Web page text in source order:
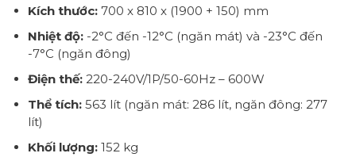
Kích thước:700 x 810 x (1900 + 150) mm
Nhiệt độ:-2°C đến -12°C (ngăn mát) và -23°C đến
-7°C (ngăn đông)
Điện thế:220-240V/1P/50-60Hz – 600W
Thể tích:563 lít (ngăn mát: 286 lít, ngăn đông: 277
lít)
Khối lượng:152 kg